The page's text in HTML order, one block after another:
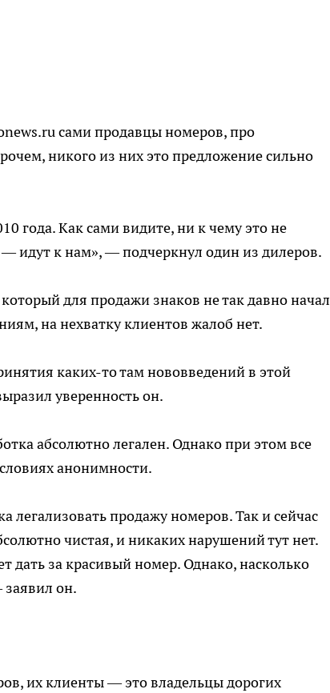
сами продавцы номеров, про
никого из них это предложение сильно
года. Как сами видите, ни к чему это не
идут к нам», — подчеркнул один из дилеров.
для продажи знаков не так давно начал
на нехватку клиентов жалоб нет.
каких-то там нововведений в этой
уверенность он.
абсолютно легален. Однако при этом все
анонимности.
продажу номеров. Так и сейчас
чистая, и никаких нарушений тут нет.
дать за красивый номер. Однако, насколько
заявил он.
их клиенты — это владельцы дорогих